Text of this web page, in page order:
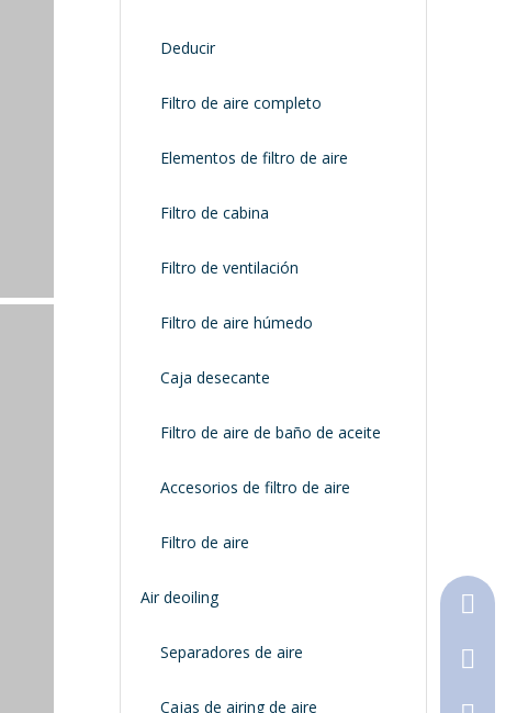
Deducir
Filtro de aire completo
Elementos de filtro de aire
Filtro de cabina
Filtro de ventilación
Filtro de aire húmedo
Caja desecante
Filtro de aire de baño de aceite
Accesorios de filtro de aire
Filtro de aire
Air deoiling
Separadores de aire
Cajas de airing de aire
+86-
+86-